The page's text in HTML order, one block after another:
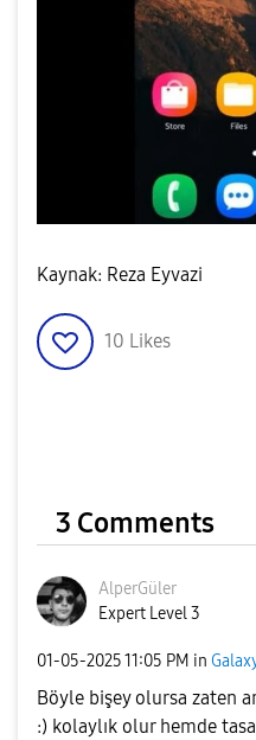
Kaynak: Reza Eyvazi
10 Likes
3 Comments
AlperGüler
Expert Level 3
‎01-05-202511:05 PM in
Böyle bişey olursa zaten
:) kolaylık olur hemde